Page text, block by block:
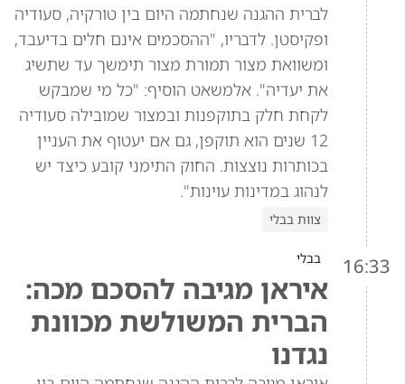
לברית ההגנה שנחתמה היום בין טורקיה, סעודיה
ופקיסטן. לדבריו, "ההסכמים אינם חלים בדיעבד,
ומשוואת מצור תמורת מצור תימשך עד שתשיג
את יעדיה". אלמשאט הוסיף: "כל מי שמבקש
לקחת חלק בתוקפנות ובמצור שמובילה סעודיה
12 שנים הוא תוקפן, גם אם יעטוף את העניין
בכותרות נוצצות. החוק התימני קובע כיצד יש
לנהוג במדינות עוינות".
צוות בבלי
16:33 בבלי
איראן מגיבה להסכם מכה:
הברית המשולשת מכוונת
נגדנו